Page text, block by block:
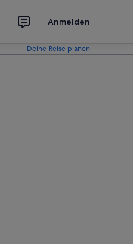
Anmelden
Deine Reise planen